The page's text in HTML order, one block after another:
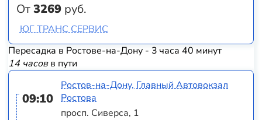
От3269 руб.
ЮГ ТРАНС СЕРВИС
Пересадка в Ростове-на-Дону - 3 часа 40 минут
14 часовв пути
09:10
Ростов-на-Дону, Главный Автовокзал
Ростова
просп. Сиверса, 1